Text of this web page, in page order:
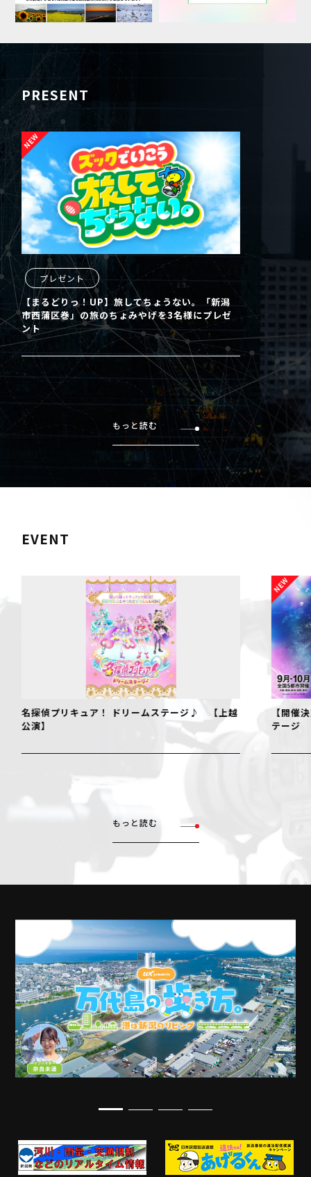
PRESENT
プレゼント
【まるどりっ！UP】旅してちょうない。「新潟
市西蒲区巻」の旅のちょみやげを3名様にプレゼ
ント
もっと読む
EVENT
名探偵プリキュア！ ドリームステージ♪ 【上越
公演】
【開催
テージ
もっと読む